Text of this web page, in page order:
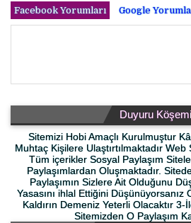
Facebook Yorumları
Google
Duyuru
Sitemizi Hobi Amaçlı Kurulmuştur
Muhtaç Kişilere Ulaştırtılmaktadır
Tüm içerikler Sosyal Paylaşım
Paylaşımlardan Oluşmaktadır.
Paylaşımın Sizlere Ait Olduğunu
Yasasını ihlal Ettiğini Düşünüyorsanız
Kaldırın Demeniz Yeterli Olacaktır
Sitemizden O Paylaşım